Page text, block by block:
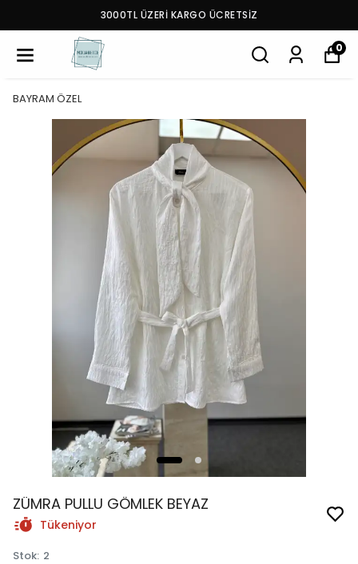
3000TL ÜZERİ KARGO ÜCRETSİZ
0
BAYRAM ÖZEL
ZÜMRA PULLU GÖMLEK BEYAZ
Tükeniyor
Stok: 2